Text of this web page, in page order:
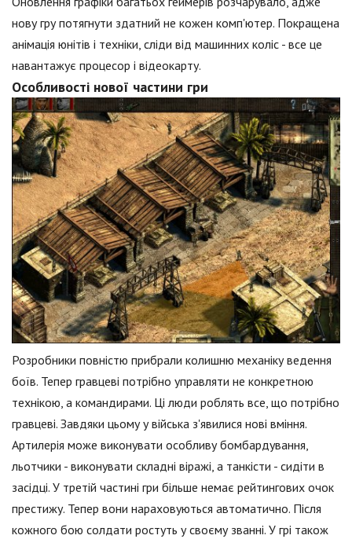
нову гру потягнути здатний не кожен комп'ютер. Покращена
анімація юнітів і техніки, сліди від машинних коліс - все це
навантажує процесор і відеокарту.
Особливості нової частини гри
Розробники повністю прибрали колишню механіку ведення
боїв. Тепер гравцеві потрібно управляти не конкретною
технікою, а командирами. Ці люди роблять все, що потрібно
гравцеві. Завдяки цьому у війська з'явилися нові вміння.
Артилерія може виконувати особливу бомбардування,
льотчики - виконувати складні віражі, а танкісти - сидіти в
засідці. У третій частині гри більше немає рейтингових очок
престижу. Тепер вони нараховуються автоматично. Після
кожного бою солдати ростуть у своєму званні. У грі також